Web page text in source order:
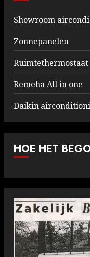
Showroom
Zonnepanelen
Ruimtethermostaat
Remeha All in one
Daikin
HOE HET